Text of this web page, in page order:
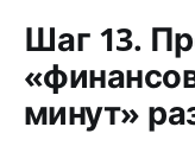
Шаг 13.
минут»